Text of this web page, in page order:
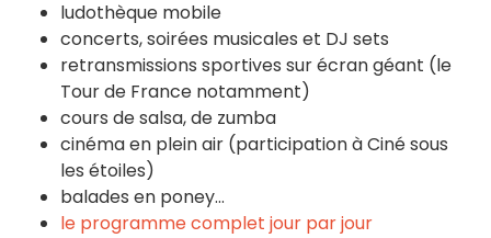
ludothèque mobile
concerts, soirées musicales et DJ sets
retransmissions sportives sur écran géant (le
Tour de France notamment)
cours de salsa, de zumba
cinéma en plein air (participation à Ciné sous
les étoiles)
balades en poney...
le programme complet jour par jour